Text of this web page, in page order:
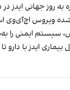
به روز جهانی
ویروس اچ‌آی‌وی
سیستم ایمنی را
ایدز با